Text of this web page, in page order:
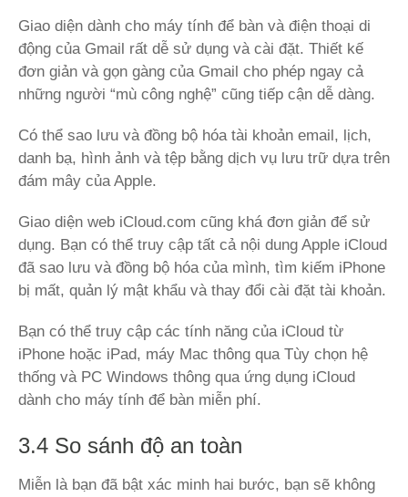
Giao diện dành cho máy tính để bàn và điện thoại di
động của Gmail rất dễ sử dụng và cài đặt. Thiết kế
đơn giản và gọn gàng của Gmail cho phép ngay cả
những người “mù công nghệ” cũng tiếp cận dễ dàng.
Có thể sao lưu và đồng bộ hóa tài khoản email, lịch,
danh bạ, hình ảnh và tệp bằng dịch vụ lưu trữ dựa trên
đám mây của Apple.
Giao diện web iCloud.com cũng khá đơn giản để sử
dụng. Bạn có thể truy cập tất cả nội dung Apple iCloud
đã sao lưu và đồng bộ hóa của mình, tìm kiếm iPhone
bị mất, quản lý mật khẩu và thay đổi cài đặt tài khoản.
Bạn có thể truy cập các tính năng của iCloud từ
iPhone hoặc iPad, máy Mac thông qua Tùy chọn hệ
thống và PC Windows thông qua ứng dụng iCloud
dành cho máy tính để bàn miễn phí.
3.4 So sánh độ an toàn
Miễn là bạn đã bật xác minh hai bước, bạn sẽ không